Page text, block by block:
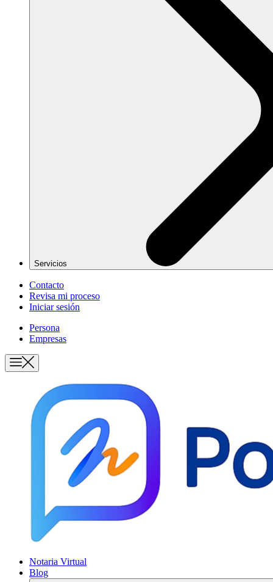
Servicios
Contacto
Revisa mi proceso
Iniciar sesión
Persona
Empresas
Notaria Virtual
Blog